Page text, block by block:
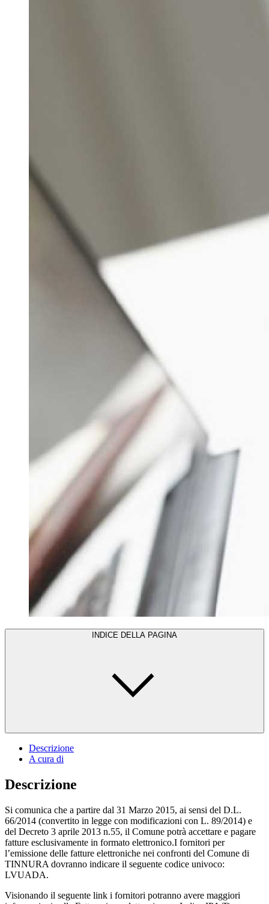
INDICE DELLA PAGINA
Descrizione
A cura di
Descrizione
Si comunica che a partire dal 31 Marzo 2015, ai sensi del D.L.
66/2014 (convertito in legge con modificazioni con L. 89/2014) e
del Decreto 3 aprile 2013 n.55, il Comune potrà accettare e pagare
fatture esclusivamente in formato elettronico.I fornitori per
l’emissione delle fatture elettroniche nei confronti del Comune di
TINNURA dovranno indicare il seguente codice univoco:
LVUADA.
Visionando il seguente link i fornitori potranno avere maggiori